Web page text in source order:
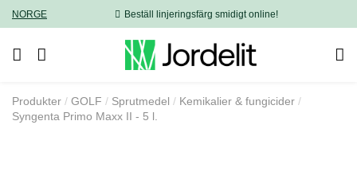
NORGE Beställ linjeringsfärg smidigt online!
Produkter GOLF Sprutmedel
Kemikalier & fungicider
Syngenta Primo Maxx II - 5 l.